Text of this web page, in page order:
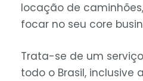
locação de
focar no seu core
Trata-se de um
todo o Brasil, inclusive